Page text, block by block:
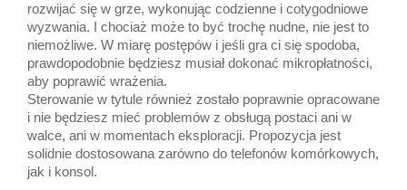
rozwijać się w grze, wykonując codzienne i cotygodniowe
wyzwania. I chociaż może to być trochę nudne, nie jest to
niemożliwe. W miarę postępów i jeśli gra ci się spodoba,
prawdopodobnie będziesz musiał dokonać mikropłatności,
aby poprawić wrażenia.
Sterowanie w tytule również zostało poprawnie opracowane
i nie będziesz mieć problemów z obsługą postaci ani w
walce, ani w momentach eksploracji. Propozycja jest
solidnie dostosowana zarówno do telefonów komórkowych,
jak i konsol.